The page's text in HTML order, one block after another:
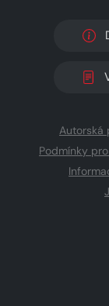
Autorská
Podmínky